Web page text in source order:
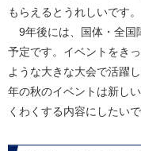
もらえるとうれしいです。
9年後には、国体・全国
予定です。イベントをき
ような大きな大会で活躍
年の秋のイベントは新し
くわくする内容にしたいで